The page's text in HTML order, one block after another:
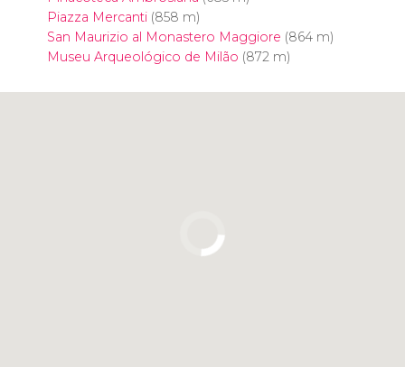
Piazza Mercanti(858 m)
San Maurizio al Monastero Maggiore (864 m)
Museu Arqueológico de Milão (872 m)